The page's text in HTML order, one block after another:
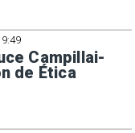
Campillai-
de Ética